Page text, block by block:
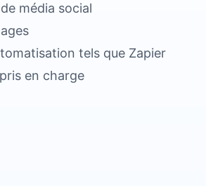
média social
tels que Zapier
en charge